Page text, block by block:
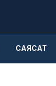
САЯСАТ